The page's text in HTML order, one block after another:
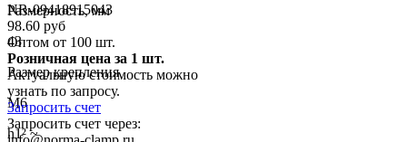
Размерность, мм
43
Размер крепления
M6
h1² ~
NR-09418915043
98.60 руб
Оптом от 100 шт.
Розничная цена за 1 шт.
Актуальную стоимость можно
узнать по запросу.
Запросить счет
Запросить счет через: